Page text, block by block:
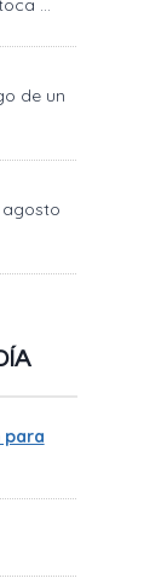
de un
agosto
para